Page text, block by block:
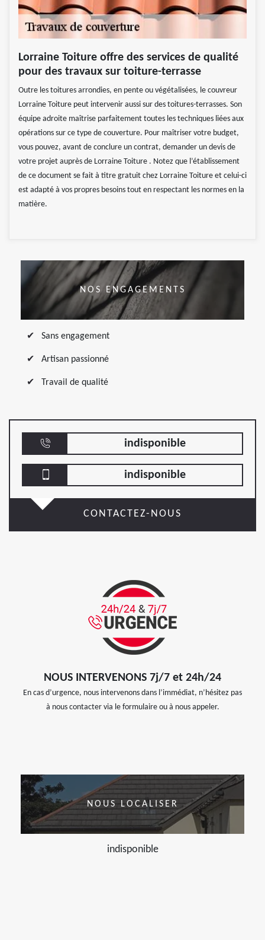
Lorraine Toiture offre des services de qualité
pour des travaux sur toiture-terrasse
Outre les toitures arrondies, en pente ou végétalisées, le couvreur
Lorraine Toiture peut intervenir aussi sur des toitures-terrasses. Son
équipe adroite maîtrise parfaitement toutes les techniques liées aux
opérations sur ce type de couverture. Pour maîtriser votre budget,
vous pouvez, avant de conclure un contrat, demander un devis de
votre projet auprès de Lorraine Toiture . Notez que l’établissement
de ce document se fait à titre gratuit chez Lorraine Toiture et celui-ci
est adapté à vos propres besoins tout en respectant les normes en la
matière.
NOS ENGAGEMENTS
Sans engagement
Artisan passionné
Travail de qualité
indisponible
indisponible
CONTACTEZ-NOUS
NOUS INTERVENONS 7j/7 et 24h/24
En cas d’urgence, nous intervenons dans l’immédiat, n’hésitez pas
à nous contacter via le formulaire ou à nous appeler.
NOUS LOCALISER
indisponible